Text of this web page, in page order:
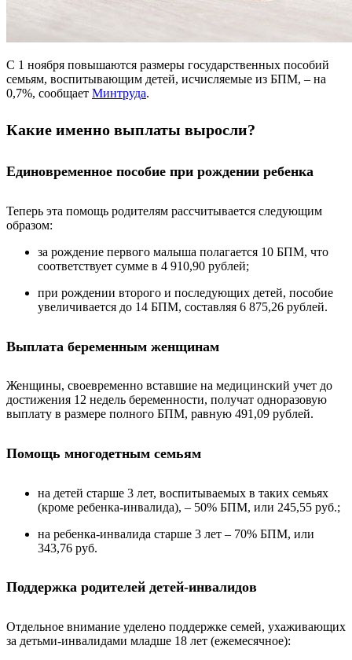
С 1 ноября повышаются размеры государственных пособий
семьям, воспитывающим детей, исчисляемые из БПМ, – на
0,7%, сообщает Минтруда.
Какие именно выплаты выросли?
Единовременное пособие при рождении ребенка
Теперь эта помощь родителям рассчитывается следующим
образом:
за рождение первого малыша полагается 10 БПМ, что
соответствует сумме в 4 910,90 рублей;
при рождении второго и последующих детей, пособие
увеличивается до 14 БПМ, составляя 6 875,26 рублей.
Выплата беременным женщинам
Женщины, своевременно вставшие на медицинский учет до
достижения 12 недель беременности, получат одноразовую
выплату в размере полного БПМ, равную 491,09 рублей.
Помощь многодетным семьям
на детей старше 3 лет, воспитываемых в таких семьях
(кроме ребенка-инвалида), – 50% БПМ, или 245,55 руб.;
на ребенка-инвалида старше 3 лет – 70% БПМ, или
343,76 руб.
Поддержка родителей детей-инвалидов
Отдельное внимание уделено поддержке семей, ухаживающих
за детьми-инвалидами младше 18 лет (ежемесячное):